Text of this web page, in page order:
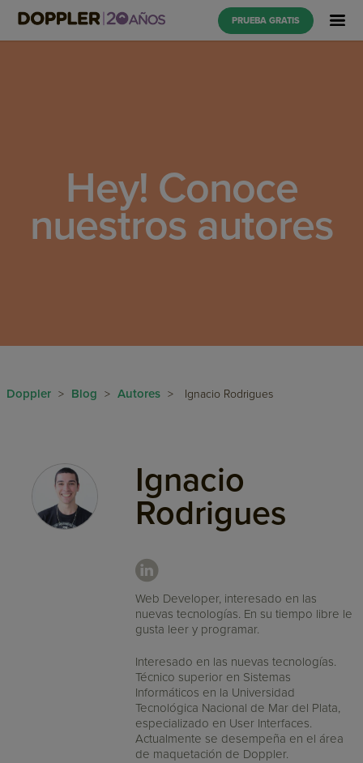
PRUEBA GRATIS
Hey! Conoce
nuestros autores
Doppler > Blog > Autores > Ignacio Rodrigues
Ignacio
Rodrigues
Web Developer, interesado en las
nuevas tecnologías. En su tiempo libre le
gusta leer y programar.
Interesado en las nuevas tecnologías.
Técnico superior en Sistemas
Informáticos en la Universidad
Tecnológica Nacional de Mar del Plata,
especializado en User Interfaces.
Actualmente se desempeña en el área
de maquetación de Doppler.